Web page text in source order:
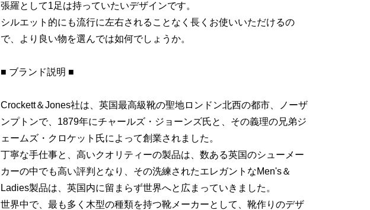
張羅として1足は持っていたいデザインです。
シルエット的にも流行に左右されることなく長くお使いいただけるの
で、より良い物を選んでは如何でしょうか。
■ ブランド説明 ■
Crockett＆Jones社は、英国最高級靴の聖地ロンドン北西の都市、ノーザ
ンプトンで、1879年にチャールズ・ジョーンズ氏と、その義理の兄弟ジ
ェームズ・クロケット氏によって創業されました。
丁寧な手仕事と、高いクオリティーの製品は、数ある英国のシューメー
カーの中でも高い評判となり、その洗練されたエレガントなMen's＆
Ladies製品は、英国内に留まらず世界へと広まっていきました。
世界中で、最も多く木型の種類を持つ靴メーカーとして、靴作りのデザ